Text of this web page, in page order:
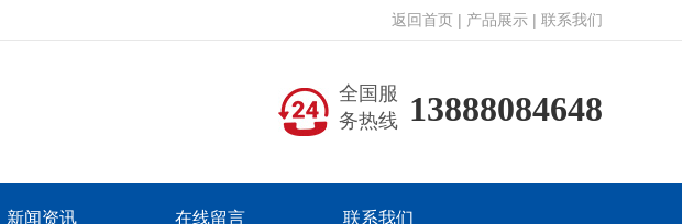
返回首页 | 产品展示 | 联系我们
全国服
务热线 13888084648
新闻资讯 在线留言 联系我们